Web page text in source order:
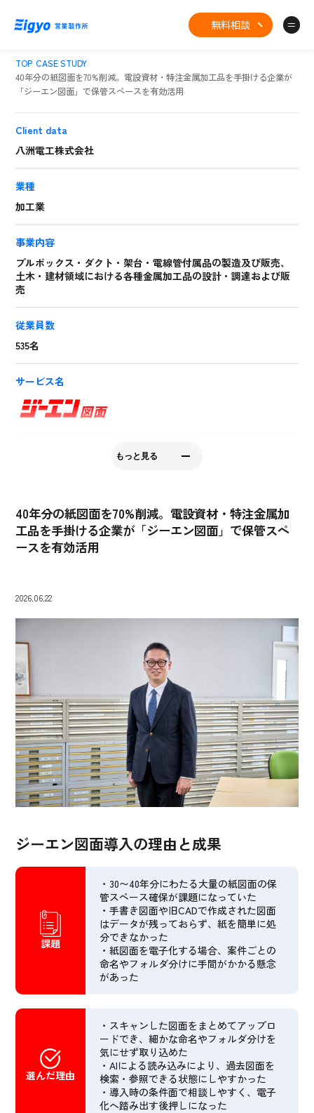
無料相談
TOP CASE STUDY
40年分の紙図面を70%削減。電設資材・特注金属加工品を手掛ける企業が
「ジーエン図面」で保管スペースを有効活用
40年分の紙図面を70%削減。電設資材・特注金属加
工品を手掛ける企業が「ジーエン図面」で保管スペ
ースを有効活用
2026.06.22
ジーエン図面導入の理由と成果
課題
・30〜40年分にわたる大量の紙図面の保
管スペース確保が課題になっていた
・手書き図面や旧CADで作成された図面
はデータが残っておらず、紙を簡単に処
分できなかった
・紙図面を電子化する場合、案件ごとの
命名やフォルダ分けに手間がかかる懸念
があった
選んだ理由
・スキャンした図面をまとめてアップロ
ードでき、細かな命名やフォルダ分けを
気にせず取り込めた
・AIによる読み込みにより、過去図面を
検索・参照できる状態にしやすかった
・導入時の条件面で相談しやすく、電子
化へ踏み出す後押しになった
Client data
八洲電工株式会社
業種
加工業
事業内容
プルボックス・ダクト・架台・電線管付属品の製造及び販売、
土木・建材領域における各種金属加工品の設計・調達および販
売
従業員数
535名
サービス名
会社HP
https://www.yashimadenko.co.jp/
もっと見る